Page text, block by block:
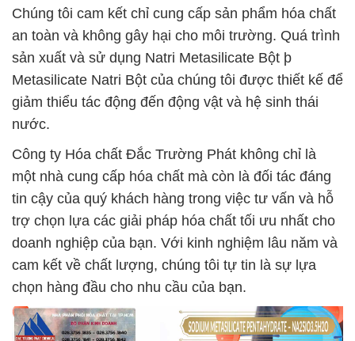
Chúng tôi cam kết chỉ cung cấp sản phẩm hóa chất
an toàn và không gây hại cho môi trường. Quá trình
sản xuất và sử dụng Natri Metasilicate Bột þ
Metasilicate Natri Bột của chúng tôi được thiết kế để
giảm thiểu tác động đến động vật và hệ sinh thái
nước.
Công ty Hóa chất Đắc Trường Phát không chỉ là
một nhà cung cấp hóa chất mà còn là đối tác đáng
tin cậy của quý khách hàng trong việc tư vấn và hỗ
trợ chọn lựa các giải pháp hóa chất tối ưu nhất cho
doanh nghiệp của bạn. Với kinh nghiệm lâu năm và
cam kết về chất lượng, chúng tôi tự tin là sự lựa
chọn hàng đầu cho nhu cầu của bạn.